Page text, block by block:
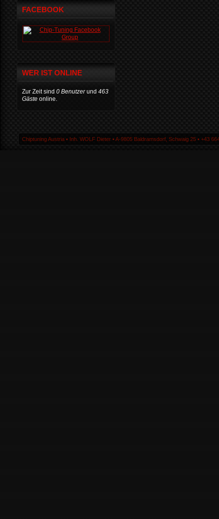
FACEBOOK
WER IST ONLINE
Zur Zeit sind 0 Benutzerund 463
Gäste online.
Chiptuning Austria ▪ Inh. WOLF Dieter ▪ A-9805 Baldramsdorf, Schwaig 25 ▪ +43